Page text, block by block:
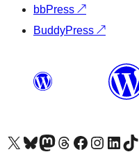
bbPress ↗
BuddyPress ↗
आमच्या X (एक्स) (पूर्वीचे ट्विटर) खात्याला भेट द्या आमच्या ब्लूस्की खात्याला भेट द्या.आमच्या Mastodon खात्याला भेट द्या.आमच्या थ्रेड्स खात्याला भेट द्या. आमच्या फेसबुक पेजला भेट द्या आमच्या इंस्टाग्राम खात्याला भेट द्या आमच्या लिंक्डइन खात्याला भेट द्या आमच्या टिकटॉक अकाउंटला भेट द्या.